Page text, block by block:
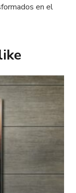
en el